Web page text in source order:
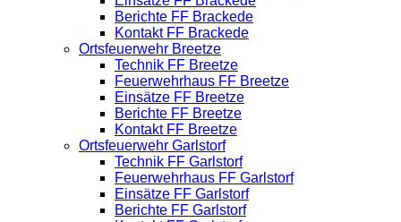
Berichte FF Brackede
Kontakt FF Brackede
Ortsfeuerwehr Breetze
Technik FF Breetze
Feuerwehrhaus FF Breetze
Einsätze FF Breetze
Berichte FF Breetze
Kontakt FF Breetze
Ortsfeuerwehr Garlstorf
Technik FF Garlstorf
Feuerwehrhaus FF Garlstorf
Einsätze FF Garlstorf
Berichte FF Garlstorf